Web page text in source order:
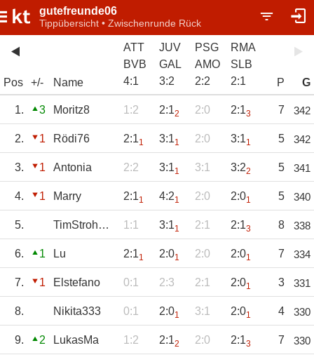
gutefreunde06
Tippübersicht • Zwischenrunde Rück
Pos +/- Name
ATT
BVB
4:1
JUV
GAL
3:2
PSG
AMO
2:2
RMA
SLB
2:1 P G
1. 3 Moritz8 1:2 2:12 2:0 2:13 7 342
2. 1 Rödi76 2:11 3:11 2:0 3:11 5 342
3. 1 Antonia 2:2 3:11 3:1 3:22 5 341
4. 1 Marry 2:11 4:21 2:0 2:01 5 340
5. TimStrohmenger 1:1 3:11 2:1 2:13 8 338
6. 1 Lu 2:11 2:01 2:0 2:01 7 334
7. 1 Elstefano 0:1 2:3 2:1 2:01 3 331
8. Nikita333 0:1 2:01 3:1 2:01 4 330
9. 2 LukasMa 1:2 2:12 2:0 2:13 7 330